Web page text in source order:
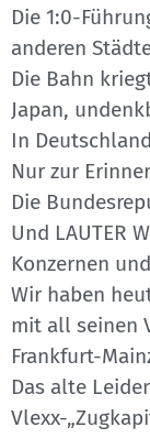
Die 1:0-
anderen
Die Bahn
Japan,
In
Nur zur
Die
Und LAUTER
Konzernen
Wir haben
mit all seinen
Frankfurt-
Das alte
Vlexx-